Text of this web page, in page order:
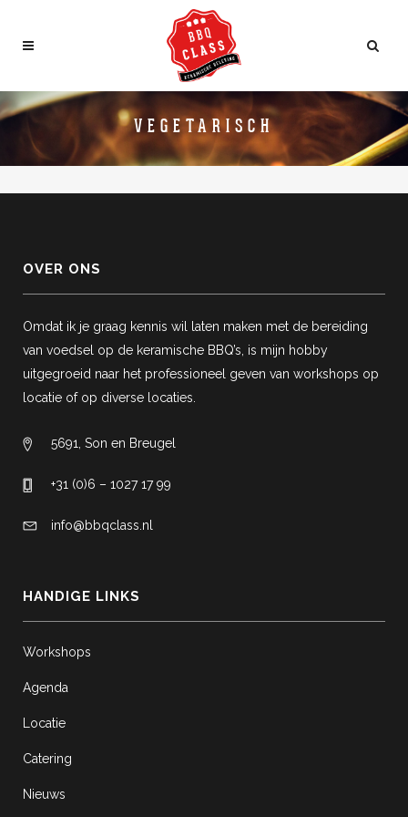
VEGETARISCH
OVER ONS
Omdat ik je graag kennis wil laten maken met de bereiding
van voedsel op de keramische BBQ’s, is mijn hobby
uitgegroeid naar het professioneel geven van workshops op
locatie of op diverse locaties.
5691, Son en Breugel
+31 (0)6 – 1027 17 99
info@bbqclass.nl
HANDIGE LINKS
Workshops
Agenda
Locatie
Catering
Nieuws